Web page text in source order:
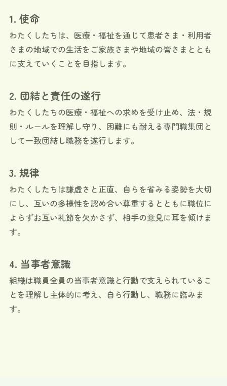
1. 使命
わたくしたちは、医療・福祉を通じて患者さま・利用者
さまの地域での生活をご家族さまや地域の皆さまととも
に支えていくことを目指します。
2. 団結と責任の遂行
わたくしたちの医療・福祉への求めを受け止め、法・規
則・ルールを理解し守り、困難にも耐える専門職集団と
して一致団結し職務を遂行します。
3. 規律
わたくしたちは謙虚さと正直、自らを省みる姿勢を大切
にし、互いの多様性を認め合い尊重するとともに職位に
よらずお互い礼節を欠かさず、相手の意見に耳を傾けま
す。
4. 当事者意識
組織は職員全員の当事者意識と行動で支えられているこ
とを理解し主体的に考え、自ら行動し、職務に臨みま
す。